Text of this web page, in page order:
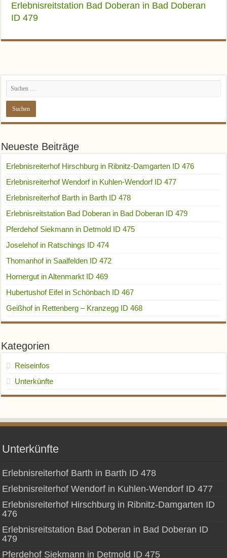
Erlebnisreitstation Bad Doberan in Bad Doberan
ID 479
Neueste Beiträge
Erlebnisreiterhof Hirschburg in Ribnitz-Damgarten ID 476
Erlebnisreiterhof Wendorf in Kuhlen-Wendorf ID 477
Erlebnisreiterhof Barth in Barth ID 478
Erlebnisreitstation Bad Doberan in Bad Doberan ID 479
Pferdehof Siekmann in Detmold ID 475
Joselehof in Ratschings ID 474
Thomanhof in Saalfelden ID 472
Hornergut in Altenmarkt ID 469
Hubertushof Eifel in Schönbach ID 467
Geißhof in Rettenberg – Kranzegg ID 468
Kategorien
Reiseinfos
Unterkünfte
Unterkünfte
Erlebnisreiterhof Barth in Barth ID 478
Erlebnisreiterhof Wendorf in Kuhlen-Wendorf ID 477
Erlebnisreiterhof Hirschburg in Ribnitz-Damgarten ID
476
Erlebnisreitstation Bad Doberan in Bad Doberan ID
479
Pferdehof Siekmann in Detmold ID 475